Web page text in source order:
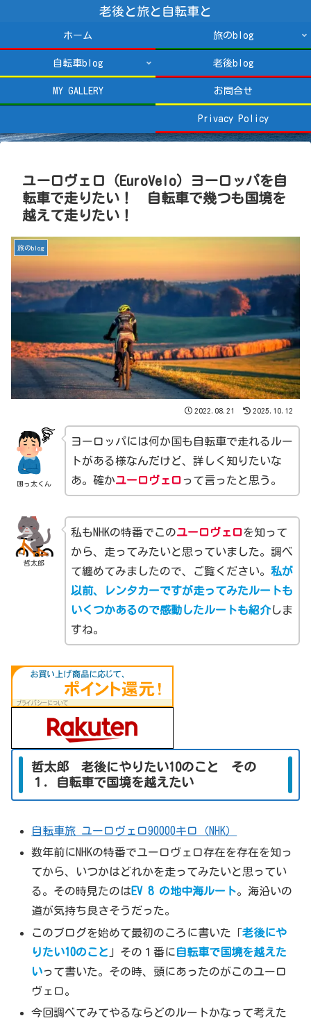
老後と旅と自転車と
ホーム 旅のblog
自転車blog 老後blog
MY GALLERY お問合せ
Privacy Policy
ユーロヴェロ（EuroVelo）ヨーロッパを自
転車で走りたい！ 自転車で幾つも国境を
越えて走りたい！
旅のblog
2022.08.21 2025.10.12
困っ太くん
ヨーロッパには何か国も自転車で走れるルー
トがある様なんだけど、詳しく知りたいな
あ。確かユーロヴェロって言ったと思う。
哲太郎
私もNHKの特番でこのユーロヴェロを知って
から、走ってみたいと思っていました。調べ
て纏めてみましたので、ご覧ください。 私が
以前、レンタカーですが走ってみたルートも
いくつかあるので感動したルートも紹介しま
すね。
哲太郎 老後にやりたい10のこと その
１．自転車で国境を越えたい
自転車旅 ユーロヴェロ90000キロ（NHK）
数年前にNHKの特番でユーロヴェロ存在を存在を知っ
てから、いつかはどれかを走ってみたいと思ってい
る。その時見たのはEV 8 の地中海ルート。海沿いの
道が気持ち良さそうだった。
このブログを始めて最初のころに書いた「老後にや
りたい10のこと 」その１番に自転車で国境を越えた
いって書いた。その時、頭にあったのがこのユーロ
ヴェロ。
今回調べてみてやるならどのルートかなって考えた